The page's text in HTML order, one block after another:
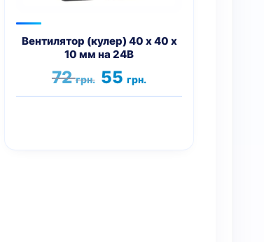
Вентилятор (кулер) 40 x 40 х
10 мм на 24В
72грн. Первоначальная
цена
составляла
55грн.
цена:
55 грн..